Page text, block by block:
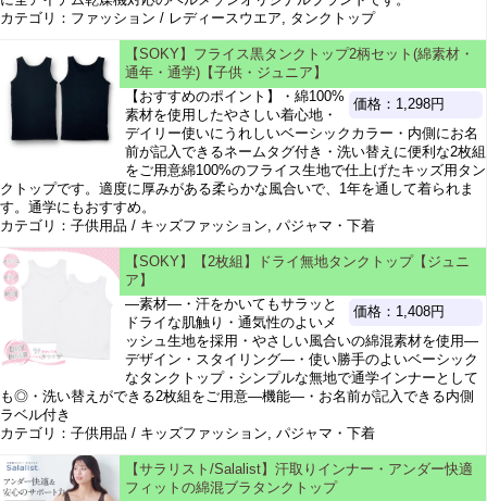
カテゴリ：ファッション / レディースウエア, タンクトップ
【SOKY】フライス黒タンクトップ2柄セット(綿素材・
通年・通学)【子供・ジュニア】
価格：1,298円
【おすすめのポイント】・綿100%
素材を使用したやさしい着心地・
デイリー使いにうれしいベーシックカラー・内側にお名
前が記入できるネームタグ付き・洗い替えに便利な2枚組
をご用意綿100%のフライス生地で仕上げたキッズ用タン
クトップです。適度に厚みがある柔らかな風合いで、1年を通して着られま
す。通学にもおすすめ。
カテゴリ：子供用品 / キッズファッション, パジャマ・下着
【SOKY】【2枚組】ドライ無地タンクトップ【ジュニ
ア】
価格：1,408円
―素材―・汗をかいてもサラッと
ドライな肌触り・通気性のよいメ
ッシュ生地を採用・やさしい風合いの綿混素材を使用―
デザイン・スタイリング―・使い勝手のよいベーシック
なタンクトップ・シンプルな無地で通学インナーとして
も◎・洗い替えができる2枚組をご用意―機能―・お名前が記入できる内側
ラベル付き
カテゴリ：子供用品 / キッズファッション, パジャマ・下着
【サラリスト/Salalist】汗取りインナー・アンダー快適
フィットの綿混ブラタンクトップ